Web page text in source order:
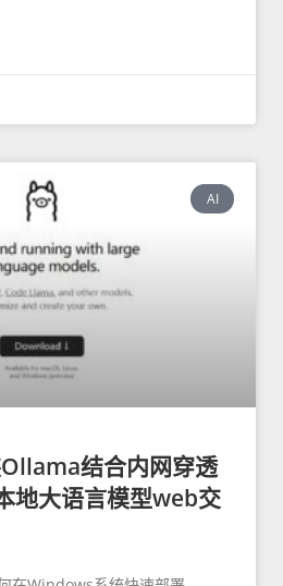
AI
结合内网穿透
地大语言模型web交